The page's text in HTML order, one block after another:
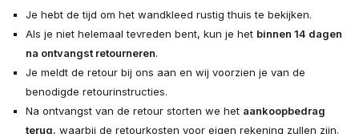
Je hebt de tijd om het wandkleed rustig thuis te bekijken.
Als je niet helemaal tevreden bent, kun je het binnen 14 dagen
na ontvangst retourneren.
Je meldt de retour bij ons aan en wij voorzien je van de
benodigde retourinstructies.
Na ontvangst van de retour storten we het aankoopbedrag
terug, waarbij de retourkosten voor eigen rekening zullen zijn.